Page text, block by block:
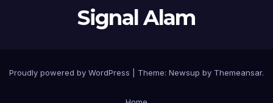
Signal Alam
Proudly powered by WordPress Theme: Newsup by Themeansar.